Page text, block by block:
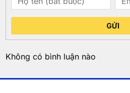
GỬI
Không có bình luận nào